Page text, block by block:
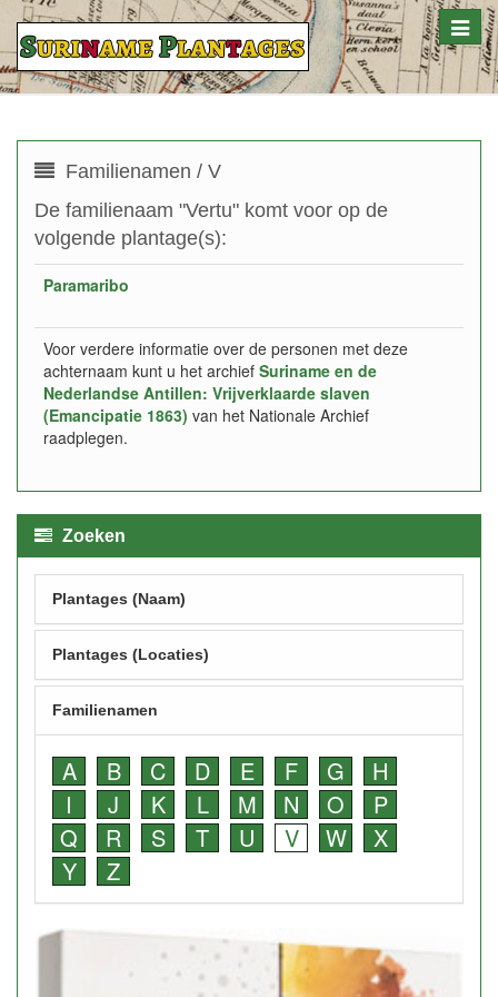
Toggle
Familienamen / V
De familienaam "Vertu" komt voor op de
volgende plantage(s):
Paramaribo
Voor verdere informatie over de personen met deze
achternaam kunt u het archief Suriname en de
Nederlandse Antillen: Vrijverklaarde slaven
(Emancipatie 1863) van het Nationale Archief
raadplegen.
Zoeken
Plantages (Naam)
Plantages (Locaties)
Familienamen
A B C D E F G
H
I
J K L M N O
P
Q
R S T U V W
X
Y
Z